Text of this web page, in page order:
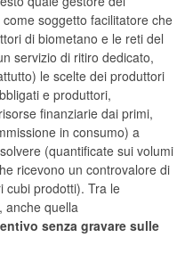
soggetto facilitatore che
di biometano e le reti del
servizio di ritiro dedicato,
le scelte dei produttori
e produttori,
finanziarie dai primi,
in consumo) a
(quantificate sui volumi
ricevono un controvalore di
cubi prodotti). Tra le
anche quella
senza gravare sulle